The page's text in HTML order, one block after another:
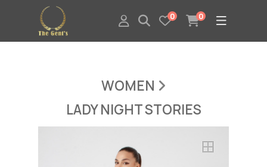
0 0
WOMEN
LADY NIGHT STORIES